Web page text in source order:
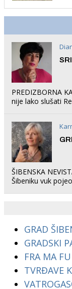
PREDIZBORNA
nije lako slušati
ŠIBENSKA
Šibeniku vuk
GRAD
GRADSKI
FRA MA FU
TVRĐAVE